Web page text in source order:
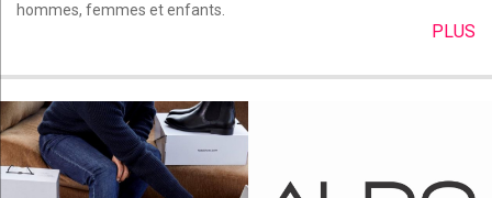
hommes, femmes et enfants.
PLUS